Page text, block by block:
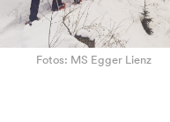
Fotos: MS Egger Lienz